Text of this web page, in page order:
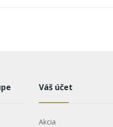
Váš účet
Akcia